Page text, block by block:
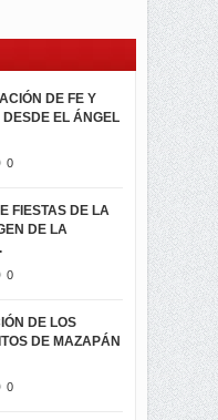
DE FE Y
DESDE EL ÁNGEL
0
FIESTAS DE LA
DE LA
0
DE LOS
DE MAZAPÁN
0
DE LA VIRGEN
2024
DEL ARBOL DE
2023 EN
EL 1...
ASAMBLEISTAS
DEL